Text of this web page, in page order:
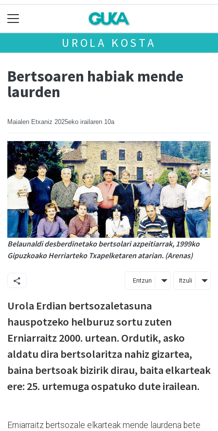
UROLA KOSTA
Bertsoaren habiak mende
laurden
Maialen Etxaniz 2025eko irailaren 10a
Belaunaldi desberdinetako bertsolari azpeitiarrak, 1999ko
Gipuzkoako Herriarteko Txapelketaren atarian. (Arenas)
Entzun Itzuli
Urola Erdian bertsozaletasuna
hauspotzeko helburuz sortu zuten
Erniarraitz 2000. urtean. Ordutik, asko
aldatu dira bertsolaritza nahiz gizartea,
baina bertsoak bizirik dirau, baita elkarteak
ere: 25. urtemuga ospatuko dute irailean.
Erniarraitz bertsozale elkarteak mende laurdena bete